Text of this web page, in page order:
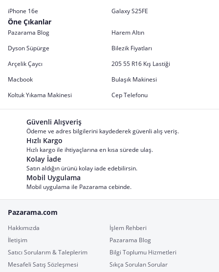
iPhone 16e
Galaxy S25FE
Öne Çıkanlar
Pazarama Blog
Harem Altın
Dyson Süpürge
Bilezik Fiyatları
Arçelik Çaycı
205 55 R16 Kış Lastiği
Macbook
Bulaşık Makinesi
Koltuk Yıkama Makinesi
Cep Telefonu
Güvenli Alışveriş
Ödeme ve adres bilgilerini kaydederek güvenli alış veriş.
Hızlı Kargo
Hızlı kargo ile ihtiyaçlarına en kısa sürede ulaş.
Kolay İade
Satın aldığın ürünü kolay iade edebilirsin.
Mobil Uygulama
Mobil uygulama ile Pazarama cebinde.
Pazarama.com
Hakkımızda
İşlem Rehberi
İletişim
Pazarama Blog
Satıcı Sorularım & Taleplerim
Bilgi Toplumu Hizmetleri
Mesafeli Satış Sözleşmesi
Sıkça Sorulan Sorular